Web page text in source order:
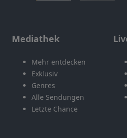
Mediathek
Mehr entdecken
Exklusiv
Genres
Alle Sendungen
Letzte Chance